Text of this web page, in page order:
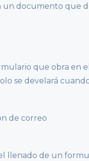
un documento que
que obra en
se develará
de correo
llenado de un